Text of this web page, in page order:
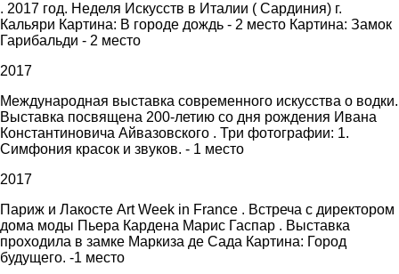
. 2017 год. Неделя Искусств в Италии ( Сардиния) г.
Кальяри Картина: В городе дождь - 2 место Картина: Замок
Гарибальди - 2 место
2017
Международная выставка современного искусства о водки.
Выставка посвящена 200-летию со дня рождения Ивана
Константиновича Айвазовского . Три фотографии: 1.
Симфония красок и звуков. - 1 место
2017
Париж и Лакосте Art Week in France . Встреча с директором
дома моды Пьера Кардена Марис Гаспар . Выставка
проходила в замке Маркиза де Сада Картина: Город
будущего. -1 место